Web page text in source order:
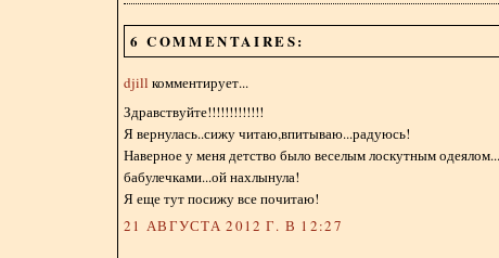
6 COMMENTAIRES:
djill комментирует...
Здравствуйте!!!!!!!!!!!!!
Я вернулась..сижу читаю,впитываю...радуюсь!
Наверное у меня детство было веселым лоскутным
бабулечками...ой нахлынула!
Я еще тут посижу все почитаю!
21 АВГУСТА 2012 Г. В 12:27